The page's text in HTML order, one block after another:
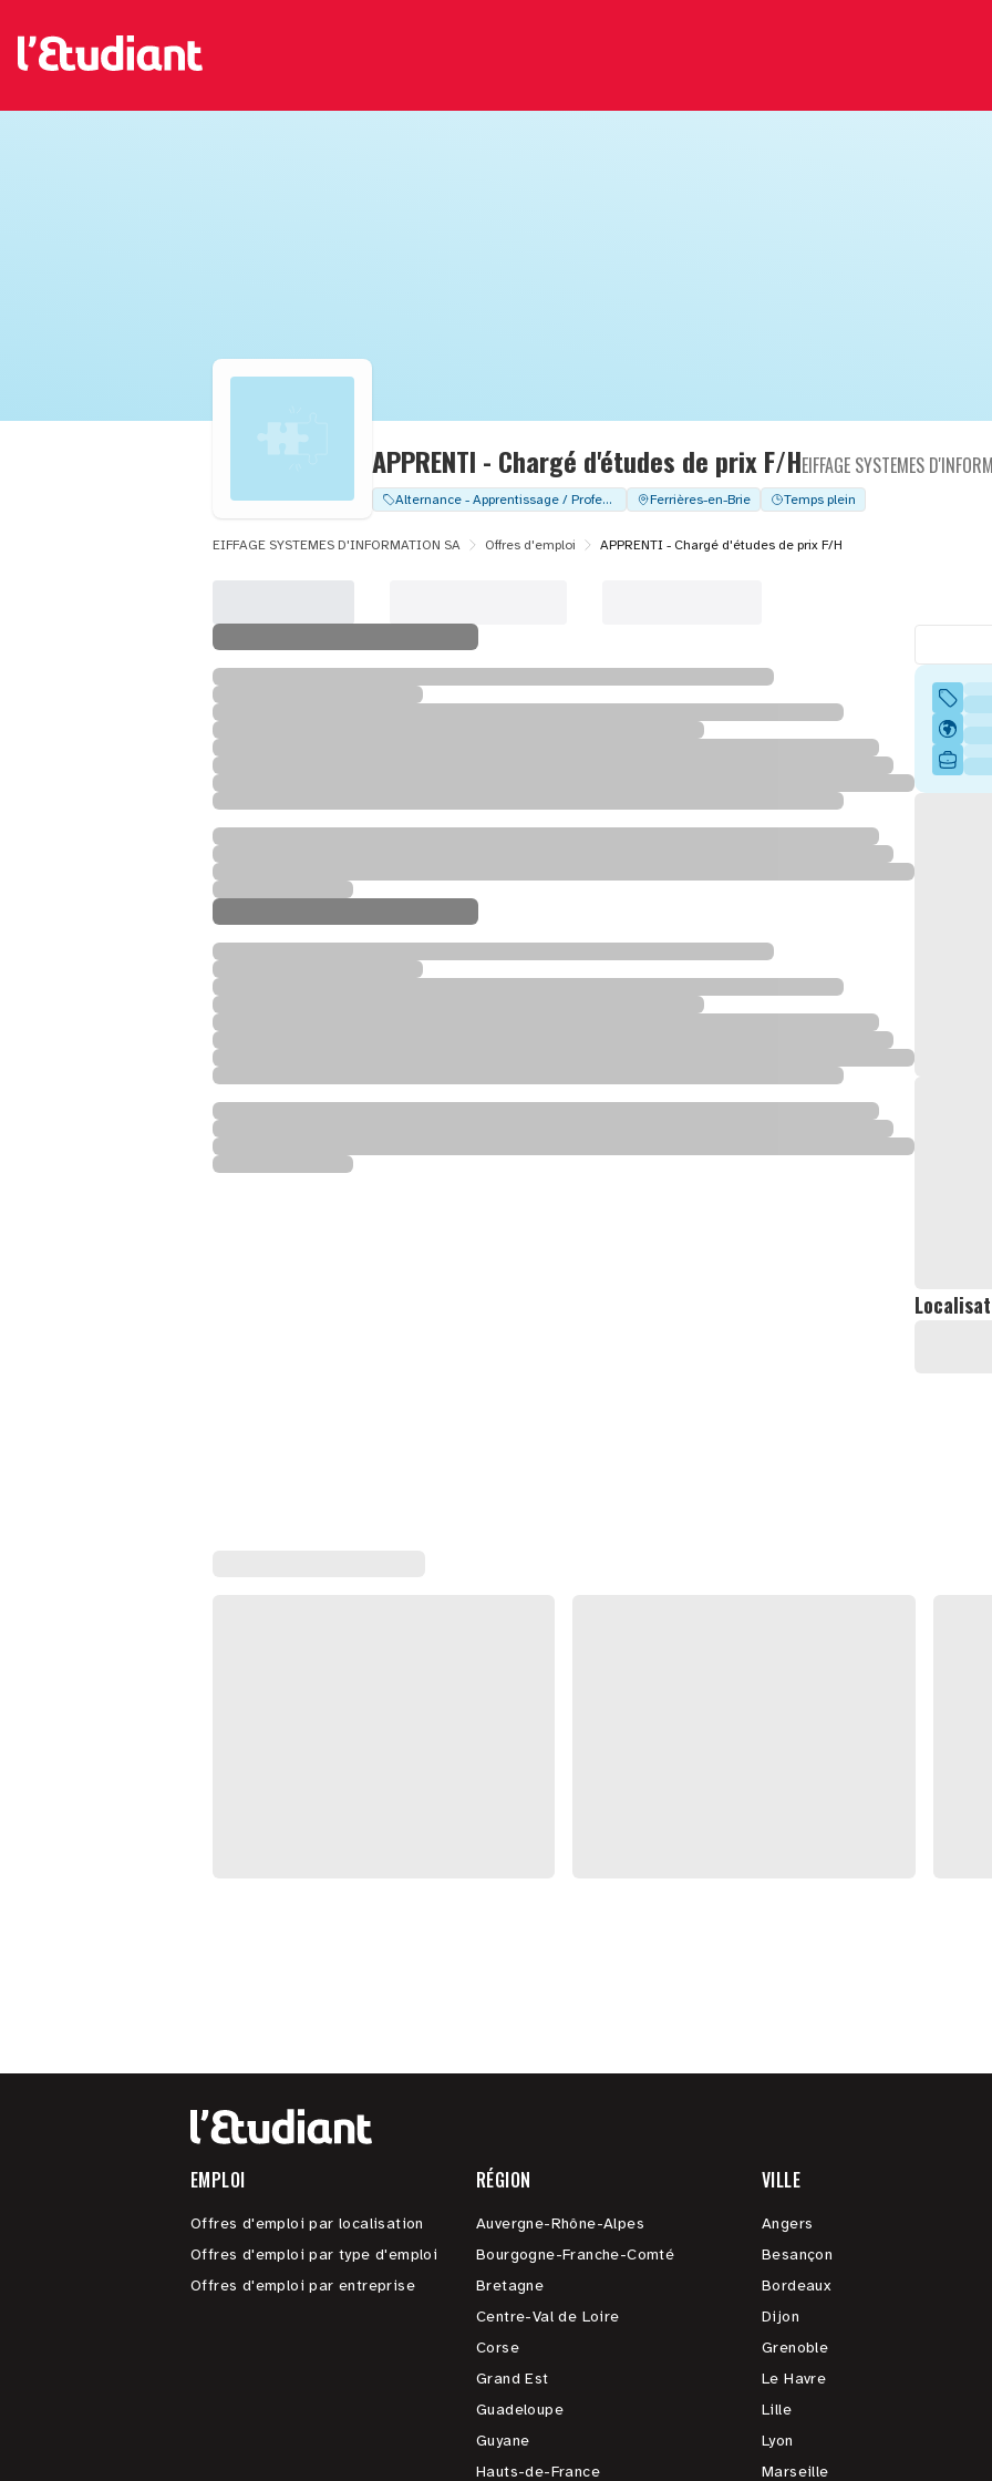
APPRENTI - Chargé d'études de prix F/HEIFFAGE SYSTEMES
Alternance - Apprentissage / Professionalisation Ferrières-en-Brie Temps plein
EIFFAGE SYSTEMES D'INFORMATION SA Offres d'emploi APPRENTI - Chargé d'études de prix F/H
EMPLOI
Offres d'emploi par localisation
Offres d'emploi par type d'emploi
Offres d'emploi par entreprise
RÉGION
Auvergne-Rhône-Alpes
Bourgogne-Franche-Comté
Bretagne
Centre-Val de Loire
Corse
Grand Est
Guadeloupe
Guyane
Hauts-de-France
VILLE
Angers
Besançon
Bordeaux
Dijon
Grenoble
Le Havre
Lille
Lyon
Marseille